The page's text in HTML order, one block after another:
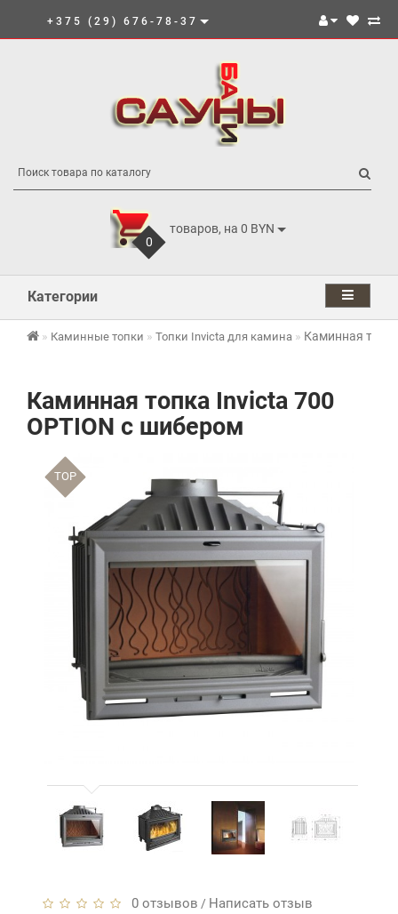
+375 (29) 676-78-37
0
товаров, на 0 BYN
Категории
Каминные топки Топки Invicta для камина Каминная
Каминная топка Invicta 700
OPTION с шибером
TOP
0 отзывов / Написать отзыв